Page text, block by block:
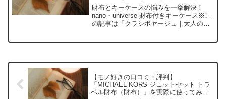
みた正直感想
財布とキーケースの悩みを一挙解決！
nano・universe 財布付きキーケース※こ
の記事は「クラシボヤージュ｜大人の持
【モノ好きの口コミ・評判】
「MICHAEL KORS ジェットセット トラ
ベル財布（財布）」を実際に使ってみた